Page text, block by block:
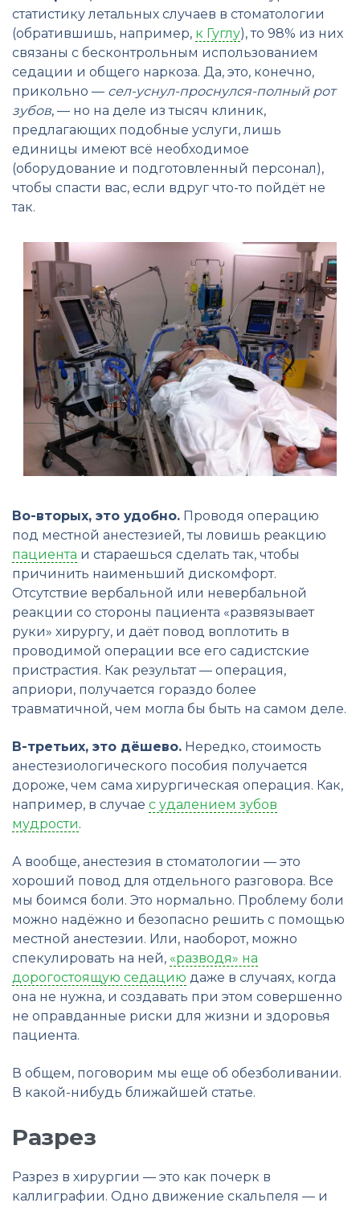
статистику летальных случаев в стоматологии
(обратившишь, например, к Гуглу), то 98% из них
связаны с бесконтрольным использованием
седации и общего наркоза. Да, это, конечно,
прикольно — сел-уснул-проснулся-полный рот
зубов, — но на деле из тысяч клиник,
предлагающих подобные услуги, лишь
единицы имеют всё необходимое
(оборудование и подготовленный персонал),
чтобы спасти вас, если вдруг что-то пойдёт не
так.
Во-вторых, это удобно. Проводя операцию
под местной анестезией, ты ловишь реакцию
пациента и стараешься сделать так, чтобы
причинить наименьший дискомфорт.
Отсутствие вербальной или невербальной
реакции со стороны пациента «развязывает
руки» хирургу, и даёт повод воплотить в
проводимой операции все его садистские
пристрастия. Как результат — операция,
априори, получается гораздо более
травматичной, чем могла бы быть на самом деле.
В-третьих, это дёшево. Нередко, стоимость
анестезиологического пособия получается
дороже, чем сама хирургическая операция. Как,
например, в случае с удалением зубов
мудрости.
А вообще, анестезия в стоматологии — это
хороший повод для отдельного разговора. Все
мы боимся боли. Это нормально. Проблему боли
можно надёжно и безопасно решить с помощью
местной анестезии. Или, наоборот, можно
спекулировать на ней, «разводя» на
дорогостоящую седацию даже в случаях, когда
она не нужна, и создавать при этом совершенно
не оправданные риски для жизни и здоровья
пациента.
В общем, поговорим мы еще об обезболивании.
В какой-нибудь ближайшей статье.
Разрез
Разрез в хирургии — это как почерк в
каллиграфии. Одно движение скальпеля — и